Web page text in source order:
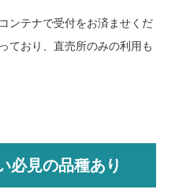
ンテナで受付をお済ませくだ
ており、直売所のみの利用も
必見の品種あり